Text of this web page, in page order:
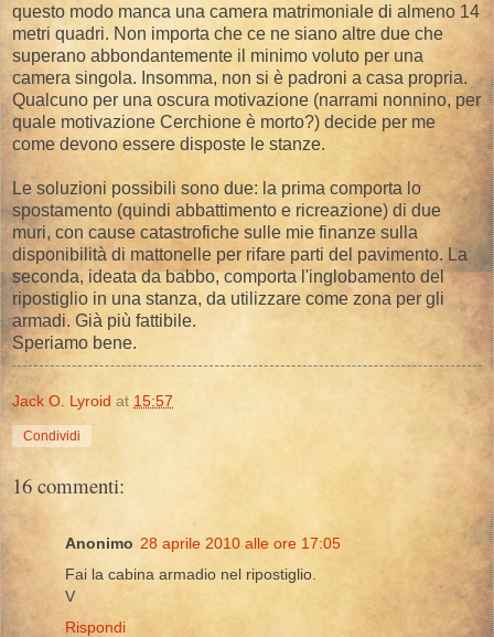
questo modo manca una camera matrimoniale di almeno 14
metri quadri. Non importa che ce ne siano altre due che
superano abbondantemente il minimo voluto per una
camera singola. Insomma, non si è padroni a casa propria.
Qualcuno per una oscura motivazione (narrami nonnino, per
quale motivazione Cerchione è morto?) decide per me
come devono essere disposte le stanze.
Le soluzioni possibili sono due: la prima comporta lo
spostamento (quindi abbattimento e ricreazione) di due
muri, con cause catastrofiche sulle mie finanze sulla
disponibilità di mattonelle per rifare parti del pavimento. La
seconda, ideata da babbo, comporta l'inglobamento del
ripostiglio in una stanza, da utilizzare come zona per gli
armadi. Già più fattibile.
Speriamo bene.
Jack O. Lyroid at 15:57
Condividi
16 commenti:
Anonimo 28 aprile 2010 alle ore 17:05
Fai la cabina armadio nel ripostiglio.
V
Rispondi